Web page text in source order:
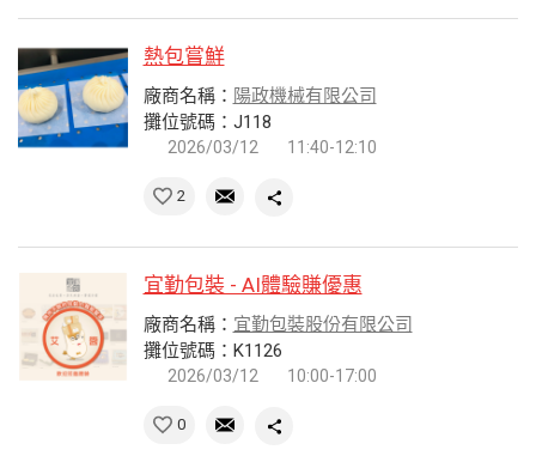
熱包嘗鮮
廠商名稱： 陽政機械有限公司
攤位號碼：J118
2026/03/12 11:40-12:10
2
宜勤包裝 - AI體驗賺優惠
廠商名稱： 宜勤包裝股份有限公司
攤位號碼：K1126
2026/03/12 10:00-17:00
0